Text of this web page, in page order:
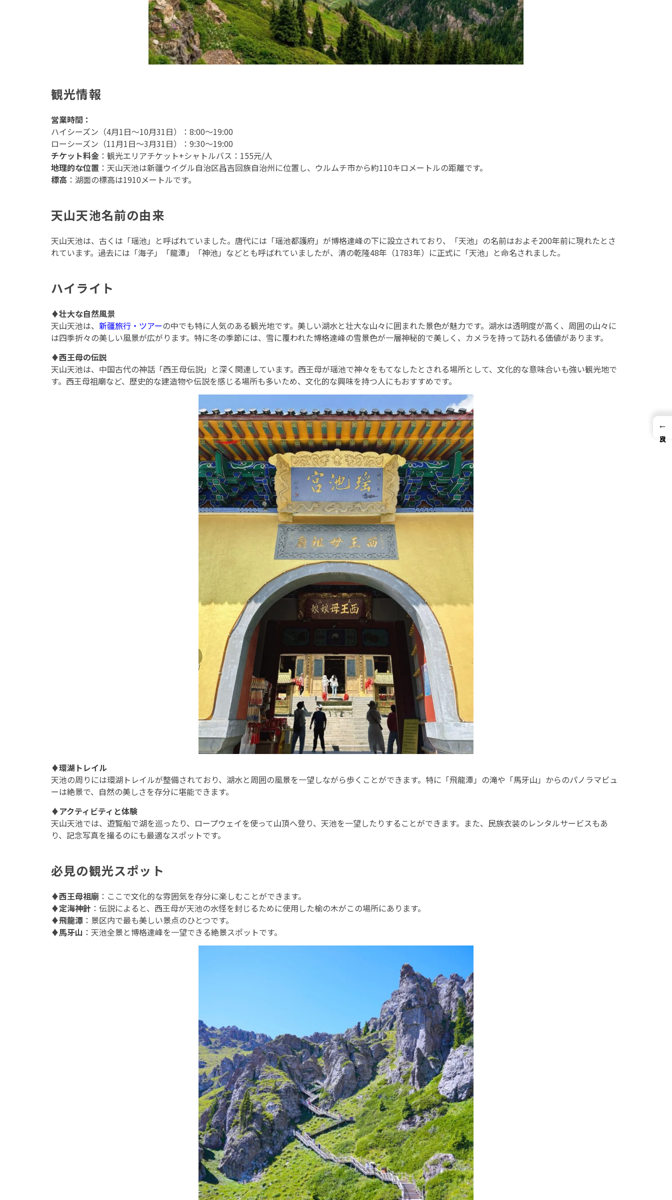
観光情報
営業時間：
ハイシーズン（4月1日〜10月31日）：8:00〜19:00
ローシーズン（11月1日〜3月31日）：9:30〜19:00
チケット料金 ：観光エリアチケット+シャトルバス：155元/人
地理的な位置 ：天山天池は新疆ウイグル自治区昌吉回族自治州に位置し、ウルムチ市から約110キロメートルの距離です。
標高 ：湖面の標高は1910メートルです。
天山天池名前の由来
天山天池は、古くは「瑶池」と呼ばれていました。唐代には「瑶池都護府」が博格達峰の下に設立されており、「天池」の名前はおよそ200年前に現れたとさ
れています。過去には「海子」「龍潭」「神池」などとも呼ばれていましたが、清の乾隆48年（1783年）に正式に「天池」と命名されました。
ハイライト
♦壮大な自然風景
天山天池は、 新疆旅行・ツアーの中でも特に人気のある観光地です。美しい湖水と壮大な山々に囲まれた景色が魅力です。湖水は透明度が高く、周囲の山々に
は四季折々の美しい風景が広がります。特に冬の季節には、雪に覆われた博格達峰の雪景色が一層神秘的で美しく、カメラを持って訪れる価値があります。
♦西王母の伝説
天山天池は、中国古代の神話「西王母伝説」と深く関連しています。西王母が瑶池で神々をもてなしたとされる場所として、文化的な意味合いも強い観光地で
す。西王母祖廟など、歴史的な建造物や伝説を感じる場所も多いため、文化的な興味を持つ人にもおすすめです。
♦環湖トレイル
天池の周りには環湖トレイルが整備されており、湖水と周囲の風景を一望しながら歩くことができます。特に「飛龍潭」の滝や「馬牙山」からのパノラマビュ
ーは絶景で、自然の美しさを存分に堪能できます。
♦アクティビティと体験
天山天池では、遊覧船で湖を巡ったり、ロープウェイを使って山頂へ登り、天池を一望したりすることができます。また、民族衣装のレンタルサービスもあ
り、記念写真を撮るのにも最適なスポットです。
必見の観光スポット
♦西王母祖廟 ：ここで文化的な雰囲気を存分に楽しむことができます。
♦定海神針 ：伝説によると、西王母が天池の水怪を封じるために使用した榆の木がこの場所にあります。
♦飛龍潭 ：景区内で最も美しい景点のひとつです。
♦馬牙山 ：天池全景と博格達峰を一望できる絶景スポットです。
←